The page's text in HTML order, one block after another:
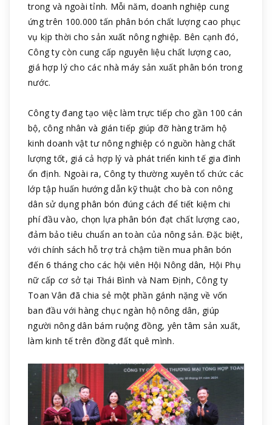
trong và ngoài tỉnh. Mỗi năm, doanh nghiệp cung
ứng trên 100.000 tấn phân bón chất lượng cao phục
vụ kịp thời cho sản xuất nông nghiệp. Bên cạnh đó,
Công ty còn cung cấp nguyên liệu chất lượng cao,
giá hợp lý cho các nhà máy sản xuất phân bón trong
nước.
Công ty đang tạo việc làm trực tiếp cho gần 100 cán
bộ, công nhân và gián tiếp giúp đỡ hàng trăm hộ
kinh doanh vật tư nông nghiệp có nguồn hàng chất
lượng tốt, giá cả hợp lý và phát triển kinh tế gia đình
ổn định. Ngoài ra, Công ty thường xuyên tổ chức các
lớp tập huấn hướng dẫn kỹ thuật cho bà con nông
dân sử dụng phân bón đúng cách để tiết kiệm chi
phí đầu vào, chọn lựa phân bón đạt chất lượng cao,
đảm bảo tiêu chuẩn an toàn của nông sản. Đặc biệt,
với chính sách hỗ trợ trả chậm tiền mua phân bón
đến 6 tháng cho các hội viên Hội Nông dân, Hội Phụ
nữ cấp cơ sở tại Thái Bình và Nam Định, Công ty
Toan Vân đã chia sẻ một phần gánh nặng về vốn
ban đầu với hàng chục ngàn hộ nông dân, giúp
người nông dân bám ruộng đồng, yên tâm sản xuất,
làm kinh tế trên đồng đất quê mình.